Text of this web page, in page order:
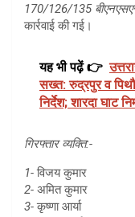
170/126/135
कार्रवाई की गई।
यह भी पढ़ें 👉
सख्त: रुद्रपुर व
निर्देश; शारदा घाट
गिरफ्तार व्यक्ति:-
1-विजय कुमार
2- अमित कुमार
3-कृष्णा आर्या